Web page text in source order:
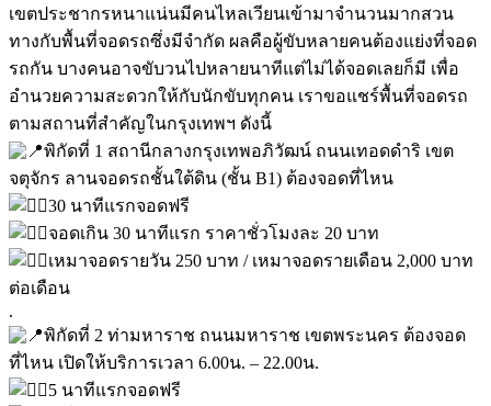
เขตประชากรหนาแน่นมีคนไหลเวียนเข้ามาจำนวนมากสวน
ทางกับพื้นที่จอดรถซึ่งมีจำกัด ผลคือผู้ขับหลายคนต้องแย่งที่จอด
รถกัน บางคนอาจขับวนไปหลายนาทีแต่ไม่ได้จอดเลยก็มี เพื่อ
อำนวยความสะดวกให้กับนักขับทุกคน เราขอแชร์พื้นที่จอดรถ
ตามสถานที่สำคัญในกรุงเทพฯ ดังนี้
พิกัดที่ 1 สถานีกลางกรุงเทพอภิวัฒน์ ถนนเทอดดำริ เขต
จตุจักร ลานจอดรถชั้นใต้ดิน (ชั้น B1) ต้องจอดที่ไหน
30 นาทีแรกจอดฟรี
จอดเกิน 30 นาทีแรก ราคาชั่วโมงละ 20 บาท
เหมาจอดรายวัน 250 บาท / เหมาจอดรายเดือน 2,000 บาท
ต่อเดือน
.
พิกัดที่ 2 ท่ามหาราช ถนนมหาราช เขตพระนคร ต้องจอด
ที่ไหน เปิดให้บริการเวลา 6.00น. – 22.00น.
5 นาทีแรกจอดฟรี